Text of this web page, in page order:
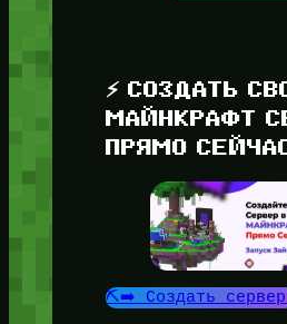
⚡ СОЗДАТЬ
МАЙНКРАФТ
ПРЯМО
⛏️➡️ Создать